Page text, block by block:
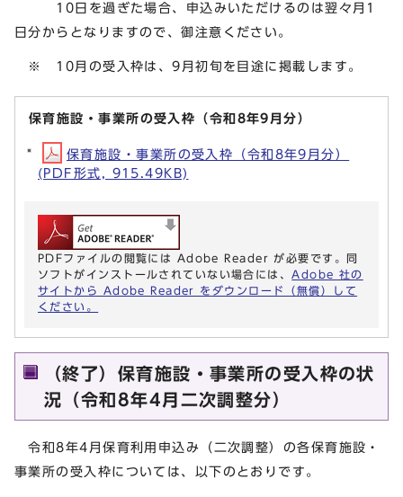
10日を過ぎた場合、申込みいただけるのは翌々月1
日分からとなりますので、御注意ください。
※ 10月の受入枠は、9月初旬を目途に掲載します。
保育施設・事業所の受入枠（令和8年9月分）
保育施設・事業所の受入枠（令和8年9月分）
(PDF形式, 915.49KB)
PDFファイルの閲覧には Adobe Reader が必要です。同
ソフトがインストールされていない場合には、 Adobe 社の
サイトから Adobe Reader をダウンロード（無償）して
ください。
（終了）保育施設・事業所の受入枠の状
況（令和8年4月二次調整分）
令和8年4月保育利用申込み（二次調整）の各保育施設・
事業所の受入枠については、以下のとおりです。